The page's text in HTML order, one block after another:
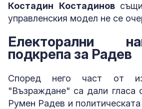
Костадин Костадинов
управленския модел не се
Електорални
подкрепа за Радев
Според него част от
"Възраждане" са дали гласа
Румен Радев и